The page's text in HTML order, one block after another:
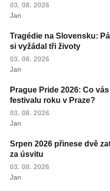
03. 08. 2026
Jan
Tragédie na Slovensku:
si vyžádal tři životy
03. 08. 2026
Jan
Prague Pride 2026: Co
festivalu roku v Praze?
03. 08. 2026
Jan
Srpen 2026 přinese dvě
za úsvitu
03. 08. 2026
Jan